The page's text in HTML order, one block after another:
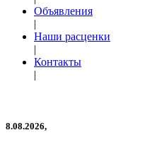
Объявления
|
Наши расценки
|
Контакты
|
8.08.2026,